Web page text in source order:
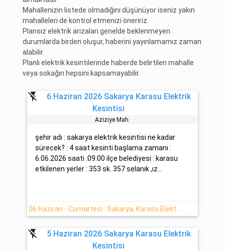
Mahallenizin listede olmadığını düşünüyor iseniz yakın
mahalleleri de kontrol etmenizi öneririz.
Plansız elektrik arızaları genelde beklenmeyen
durumlarda birden oluşur, haberini yayınlamamız zaman
alabilir.
Planlı elektrik kesintilerinde haberde belirtilen mahalle
veya sokağın hepsini kapsamayabilir.
flash_off
6 Haziran 2026 Sakarya Karasu Elektrik
Kesintisi
Azi̇zi̇ye Mah.
şehir adı : sakarya elektrik kesintisi ne kadar
sürecek? : 4 saat kesinti başlama zamanı :
6.06.2026 saati :09:00 ilçe belediyesi : karasu
etkilenen yerler : 353 sk. 357 selanık ,ız...
flash_off
5 Haziran 2026 Sakarya Karasu Elektrik
Kesintisi